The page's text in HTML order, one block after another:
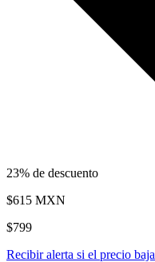
23% de descuento
$615 MXN
$799
Recibir alerta si el precio baja